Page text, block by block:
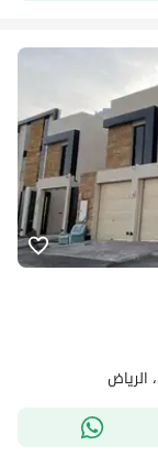
الرياض